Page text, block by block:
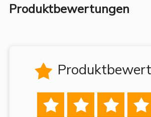
Produktbewertungen

   